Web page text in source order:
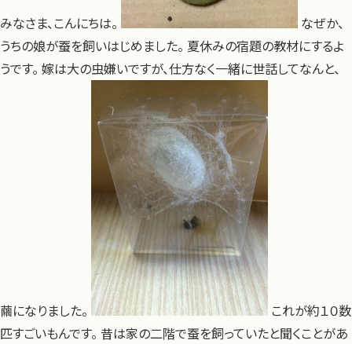
みなさま、こんにちは。
なぜか、
うちの娘が蚕を飼いはじめました。 夏休みの宿題の教材にするよ
うです。 嫁は大の虫嫌いですが、仕方なく一緒に世話してなんと、
繭になりました。
これが約１０数
匹すごいもんです。 昔は家の二階で蚕を飼っていたと聞くことがあ